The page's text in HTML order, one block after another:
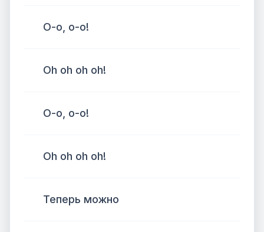
О-о, о-о!
Oh oh oh oh!
О-о, о-о!
Oh oh oh oh!
Теперь можно